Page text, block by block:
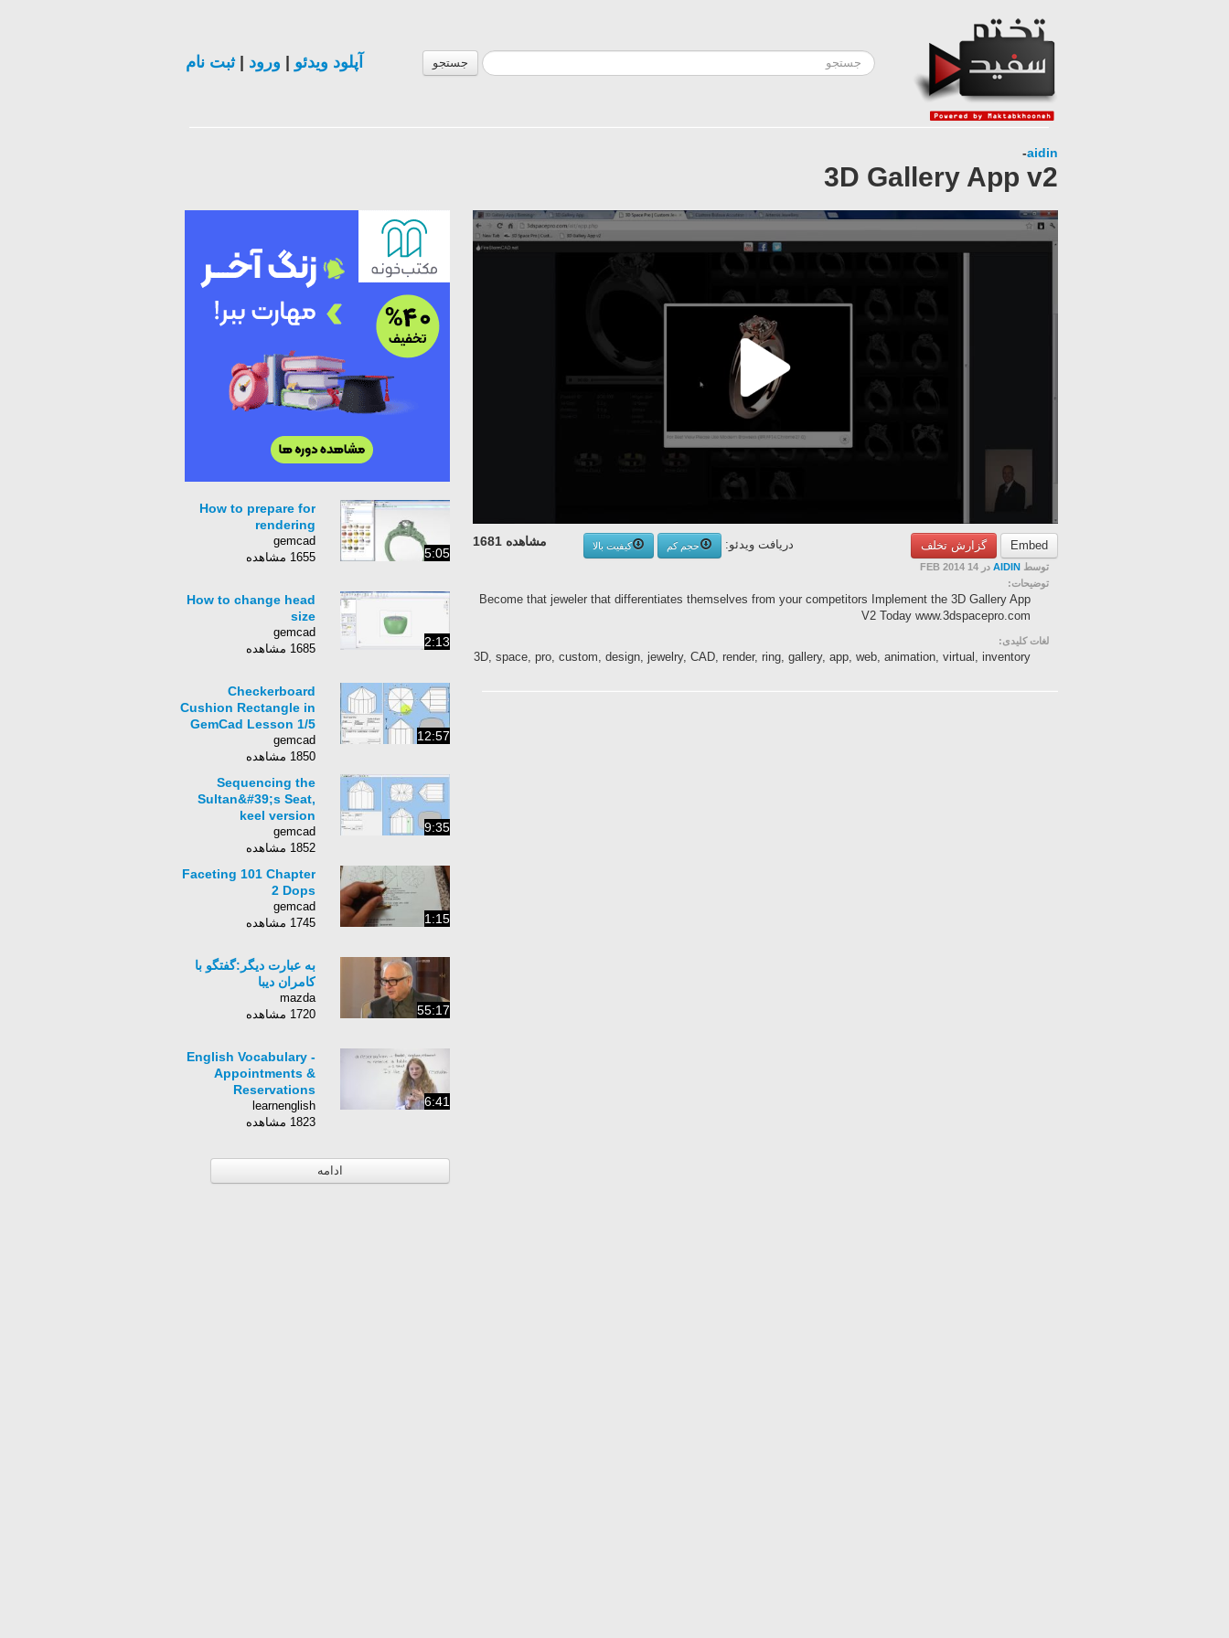
جستجو آپلود ویدئو ورود |ثبت نام
aidin
-
3D Gallery App v2
Embed گزارش تخلف مشاهده 1681 دریافت ویدئو: حجم کم
کیفیت بالا
توسط AIDIN در 14 FEB 2014
توضیحات:
Become that jeweler that differentiates themselves from your competitors Implement the 3D Gallery App
V2 Today www.3dspacepro.com
لغات کلیدی:
3D, space, pro, custom, design, jewelry, CAD, render, ring, gallery, app, web, animation, virtual, inventory
5:05
How to prepare for
rendering
gemcad
1655 مشاهده
2:13
How to change head
size
gemcad
1685 مشاهده
12:57
Checkerboard
Cushion Rectangle in
GemCad Lesson 1/5
gemcad
1850 مشاهده
9:35
Sequencing the
Sultan&#39;s Seat,
keel version
gemcad
1852 مشاهده
1:15
Faceting 101 Chapter
2 Dops
gemcad
1745 مشاهده
55:17
به عبارت دیگر:گفتگو با
کامران دیبا
mazda
1720 مشاهده
6:41
English Vocabulary -
Appointments &
Reservations
learnenglish
1823 مشاهده
ادامه